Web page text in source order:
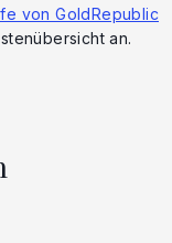
von GoldRepublic
an.